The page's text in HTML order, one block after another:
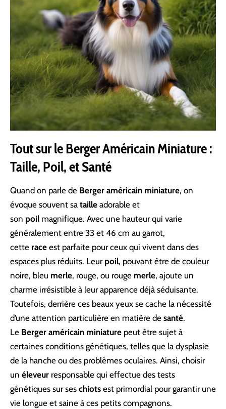
Tout sur le Berger Américain Miniature :
Taille, Poil, et Santé
Quand on parle de Berger américain miniature, on
évoque souvent sa taille adorable et
son poil magnifique. Avec une hauteur qui varie
généralement entre 33 et 46 cm au garrot,
cette race est parfaite pour ceux qui vivent dans des
espaces plus réduits. Leur poil, pouvant être de couleur
noire, bleu merle, rouge, ou rouge merle, ajoute un
charme irrésistible à leur apparence déjà séduisante.
Toutefois, derrière ces beaux yeux se cache la nécessité
d’une attention particulière en matière de santé.
Le Berger américain miniature peut être sujet à
certaines conditions génétiques, telles que la dysplasie
de la hanche ou des problèmes oculaires. Ainsi, choisir
un éleveur responsable qui effectue des tests
génétiques sur ses chiots est primordial pour garantir une
vie longue et saine à ces petits compagnons.